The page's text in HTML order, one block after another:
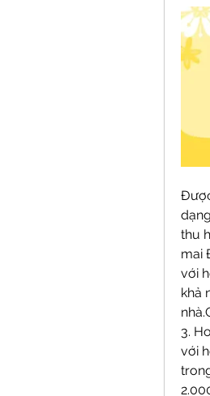
thu
mai
với
khả
3.
với